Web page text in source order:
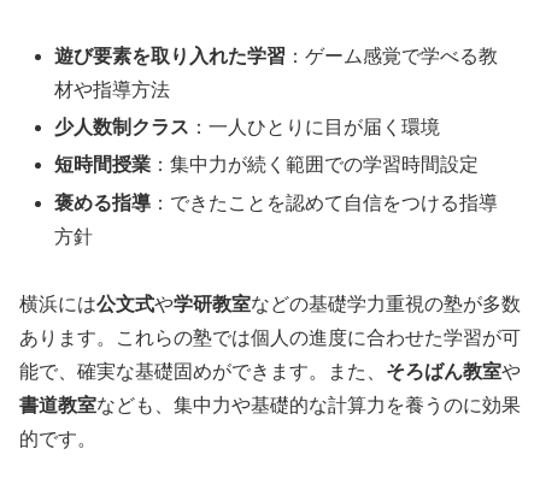
遊び要素を取り入れた学習 ：ゲーム感覚で学べる教
材や指導方法
少人数制クラス ：一人ひとりに目が届く環境
短時間授業 ：集中力が続く範囲での学習時間設定
褒める指導 ：できたことを認めて自信をつける指導
方針
横浜には公文式や学研教室などの基礎学力重視の塾が多数
あります。これらの塾では個人の進度に合わせた学習が可
能で、確実な基礎固めができます。また、 そろばん教室や
書道教室なども、集中力や基礎的な計算力を養うのに効果
的です。